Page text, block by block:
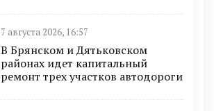
7 августа 2026, 16:57
В Брянском и Дятьковском
районах идет капитальный
ремонт трех участков автодороги